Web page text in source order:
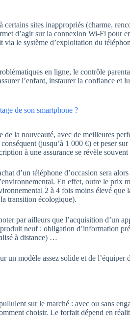
certains sites inappropriés (charme,
d’agir sur la connexion Wi-Fi pour
via le système d’exploitation du
en ligne, le contrôle
l’enfant, instaurer la confiance et
de son smartphone ?
la nouveauté, avec de meilleures
(jusqu’à 1 000 €) et peser
à une assurance se révèle souvent
d’un téléphone d’occasion sera
En effet, outre le prix
2 à 4 fois moins élevé que
transition écologique).
par ailleurs que l’acquisition d’un
neuf : obligation d’information
à distance) …
un modèle assez solide et de
sur le marché : avec ou sans
choisir. Le forfait dépend en